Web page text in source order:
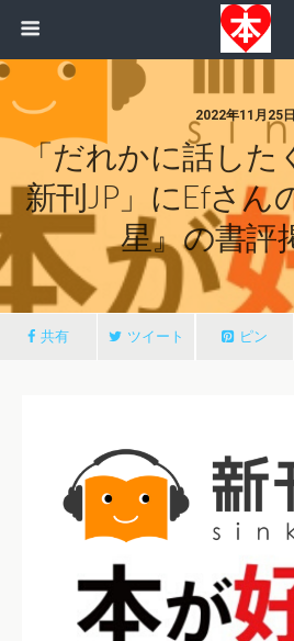
2022年11月25日
「だれかに話した
新刊JP」にefさん
星』の書評
共有 ツイート ピン